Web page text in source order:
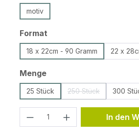
motiv
Format
18 x 22cm - 90 Gramm 22 x
Mengeauswählen
25 Stück 250 Stück 300
Produkt Anzahl: Gib
In den